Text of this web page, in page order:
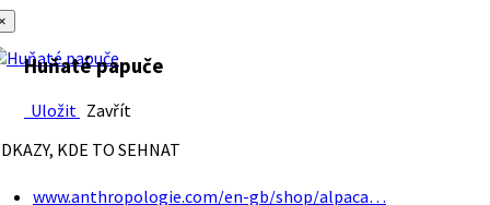
Huňaté papuče
Uložit Zavřít
KDE TO SEHNAT
www.anthropologie.com/en-gb/shop/alpaca…